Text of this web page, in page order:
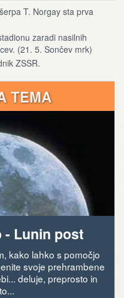
T. Norgay sta prva
zaradi nasilnih
(21. 5. Sončev mrk)
ZSSR.
TEMA
- Lunin post
kako lahko s pomočjo
svoje prehrambene
deluje, preprosto in